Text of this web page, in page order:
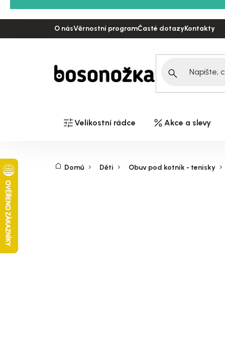
na
O násVěrnostní programČasté dotazyKontakty
Velikostní rádce Akce a slevy
Domů Děti Obuv pod kotník - tenisky